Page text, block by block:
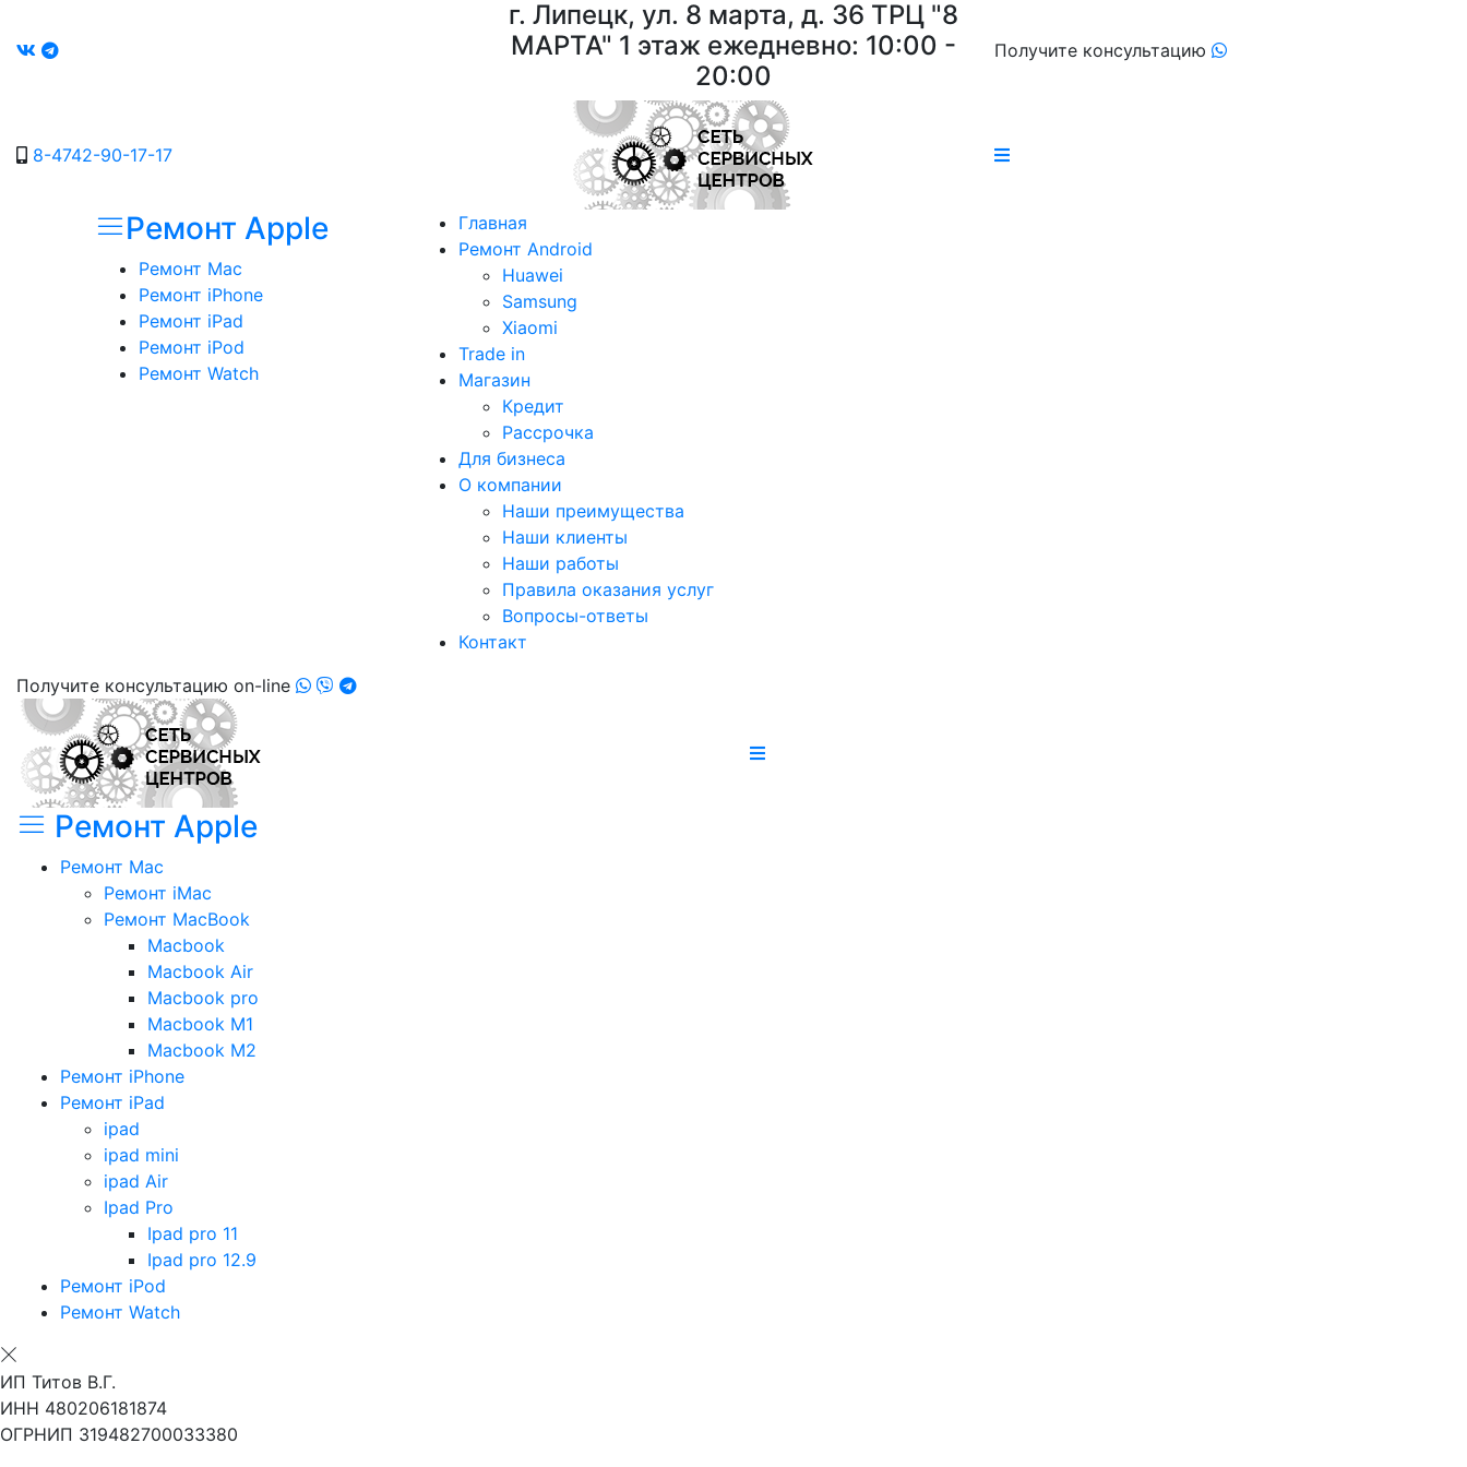
г. Липецк, ул. 8 марта, д. 36 ТРЦ "8
МАРТА" 1 этаж ежедневно: 10:00 -
20:00
Получите консультацию
8-4742-90-17-17
Ремонт Apple
Ремонт Mac
Ремонт iPhone
Ремонт iPad
Ремонт iPod
Ремонт Watch
Главная
Ремонт Android
Huawei
Samsung
Xiaomi
Trade in
Магазин
Кредит
Рассрочка
Для бизнеса
О компании
Наши преимущества
Наши клиенты
Наши работы
Правила оказания услуг
Вопросы-ответы
Контакт
Получите консультацию on-line
Ремонт Apple
Ремонт Mac
Ремонт iMac
Ремонт MacBook
Macbook
Macbook Air
Macbook pro
Macbook M1
Macbook M2
Ремонт iPhone
Ремонт iPad
ipad
ipad mini
ipad Air
Ipad Pro
Ipad pro 11
Ipad pro 12.9
Ремонт iPod
Ремонт Watch
ИП Титов В.Г.
ИНН 480206181874
ОГРНИП 319482700033380